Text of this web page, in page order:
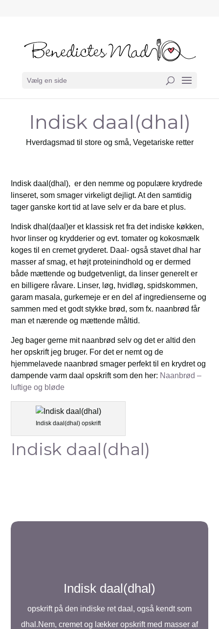
Vælg en side
Indisk daal(dhal)
Hverdagsmad til store og små, Vegetariske retter
Indisk daal(dhal), er den nemme og populære krydrede
linseret, som smager virkeligt dejligt. At den samtidig
tager ganske kort tid at lave selv er da bare et plus.
Indisk dhal(daal)er et klassisk ret fra det indiske køkken,
hvor linser og krydderier og evt. tomater og kokosmælk
koges til en cremet gryderet. Daal- også stavet dhal har
masser af smag, et højt proteinindhold og er dermed
både mættende og budgetvenligt, da linser generelt er
en billigere råvare. Linser, løg, hvidløg, spidskommen,
garam masala, gurkemeje er en del af ingredienserne og
sammen med et godt stykke brød, som fx. naanbrød får
man et nærende og mættende måltid.
Jeg bager gerne mit naanbrød selv og det er altid den
her opskrift jeg bruger. For det er nemt og de
hjemmelavede naanbrød smager perfekt til en krydret og
dampende varm daal opskrift som den her: Naanbrød –
luftige og bløde
Indisk daal(dhal) opskrift
Indisk daal(dhal)
Indisk daal(dhal)
opskrift på den indiske ret daal, også kendt som
dhal.Nem, cremet og lækker opskrift med masser af